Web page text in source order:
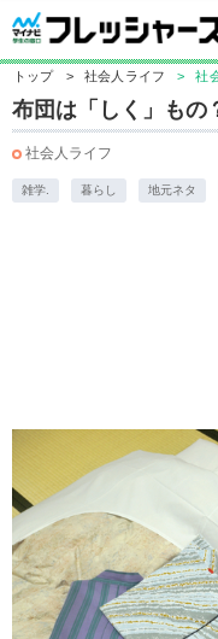
トップ > 社会人ライフ > 社
布団は「しく」もの
社会人ライフ
雑学. 暮らし 地元ネタ